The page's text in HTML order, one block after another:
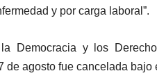
y por carga laboral”.
Democracia y los
agosto fue cancelada bajo